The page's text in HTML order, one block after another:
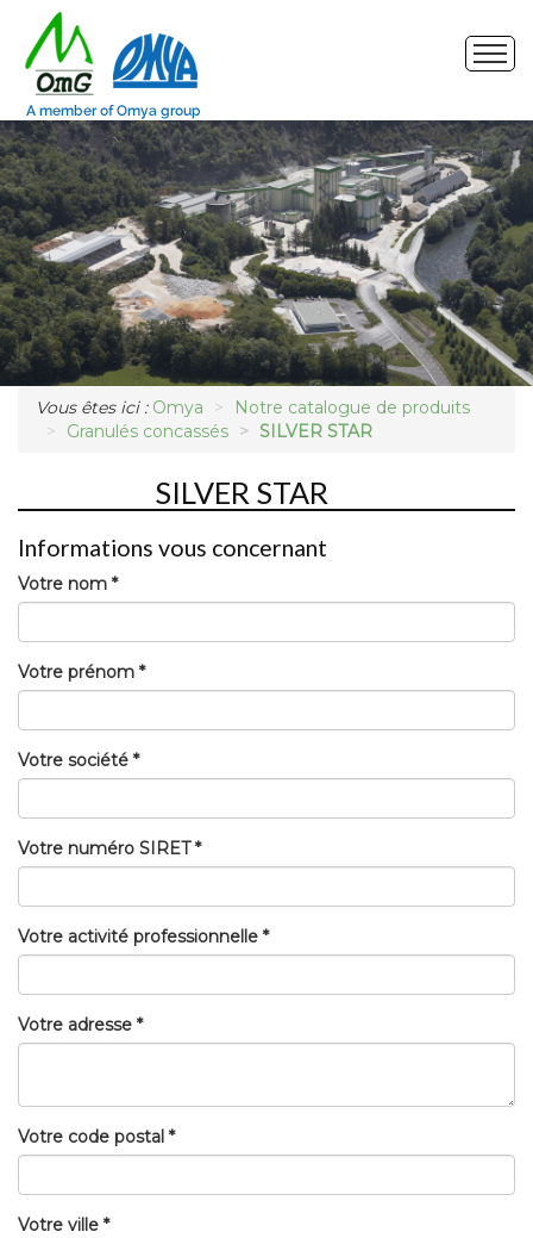
Site de production
Nos produits
Marchés
Photos
Demande d'échantillon
Vous êtes ici : Omya
Notre catalogue de produits
Granulés concassés
SILVER STAR
SILVER STAR
Informations vous concernant
Votre nom *
Votre prénom *
Votre société *
Votre numéro SIRET *
Votre activité professionnelle *
Votre adresse *
Votre code postal *
Votre ville *